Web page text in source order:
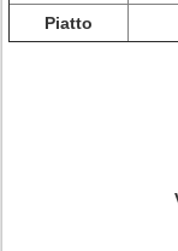
Piatto